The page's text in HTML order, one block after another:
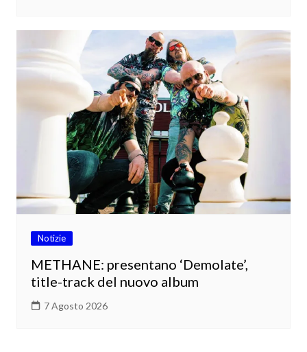
Notizie
METHANE: presentano ‘Demolate’,
title-track del nuovo album
7 Agosto 2026